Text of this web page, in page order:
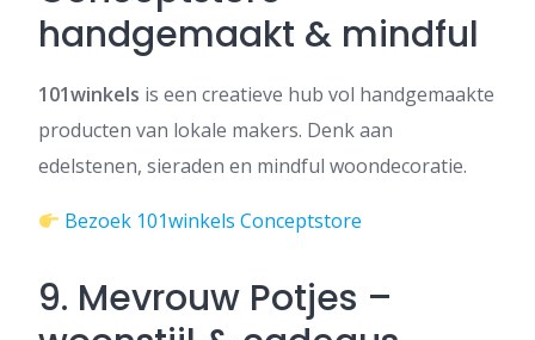
handgemaakt & mindful
101winkels is een creatieve hub vol handgemaakte
producten van lokale makers. Denk aan
edelstenen, sieraden en mindful woondecoratie.
Bezoek 101winkels Conceptstore
9. Mevrouw Potjes –